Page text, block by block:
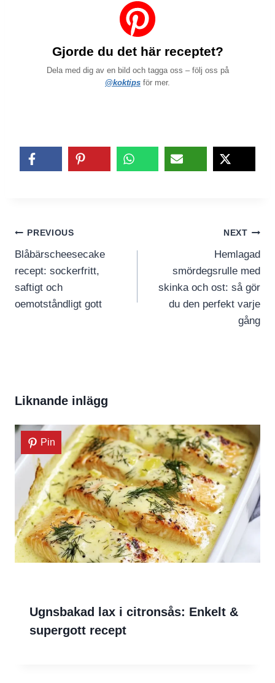
Gjorde du det här receptet?
Dela med dig av en bild och tagga oss – följ oss på
@koktips för mer.
Inläggsnavigering
PREVIOUS
Blåbärscheesecake
recept: sockerfritt,
saftigt och
oemotståndligt gott
NEXT
Hemlagad
smördegsrulle med
skinka och ost: så gör
du den perfekt varje
gång
Liknande inlägg
Pin
Ugnsbakad lax i citronsås: Enkelt &
supergott recept